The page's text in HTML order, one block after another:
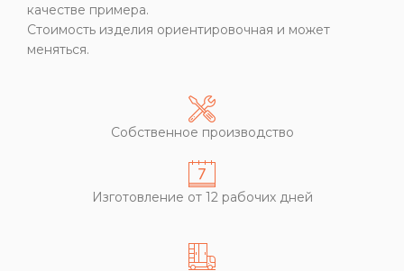
качестве примера.
Стоимость изделия ориентировочная и может
меняться.
Собственное производство
Изготовление от 12 рабочих дней